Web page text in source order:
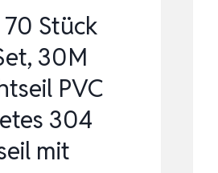
Stück
30M
PVC
304
mit